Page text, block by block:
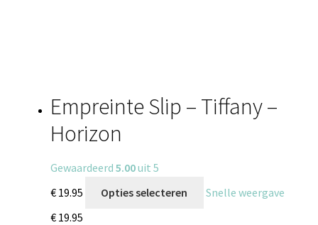
Empreinte Slip – Tiffany –
Horizon
Gewaardeerd 5.00uit 5
€19.95 Opties selecteren
Snelle weergave
€19.95